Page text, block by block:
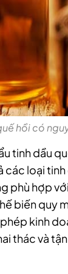
hồi có
tinh dầu
loại
phù hợp
biến quy
kinh
thác và